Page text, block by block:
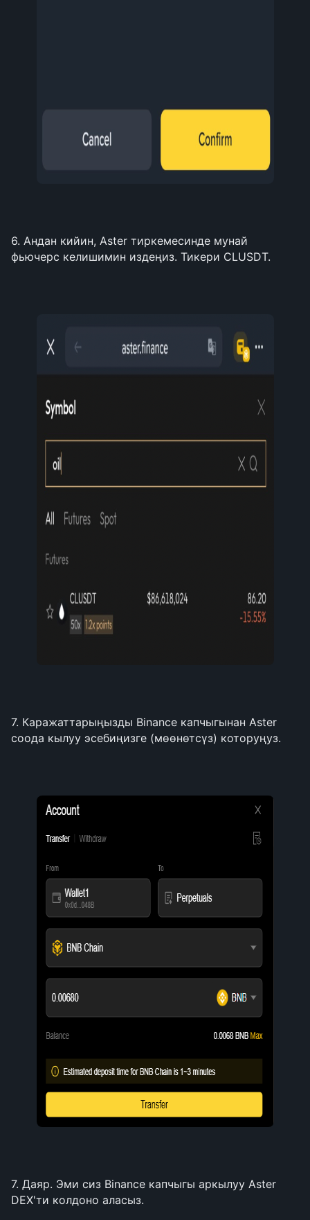
6. Андан кийин, Aster тиркемесинде мунай
фьючерс келишимин издеңиз. Тикери CLUSDT.
7. Каражаттарыңызды Binance капчыгынан Aster
соода кылуу эсебиңизге (мөөнөтсүз) которуңуз.
7. Даяр. Эми сиз Binance капчыгы аркылуу Aster
DEX'ти колдоно аласыз.